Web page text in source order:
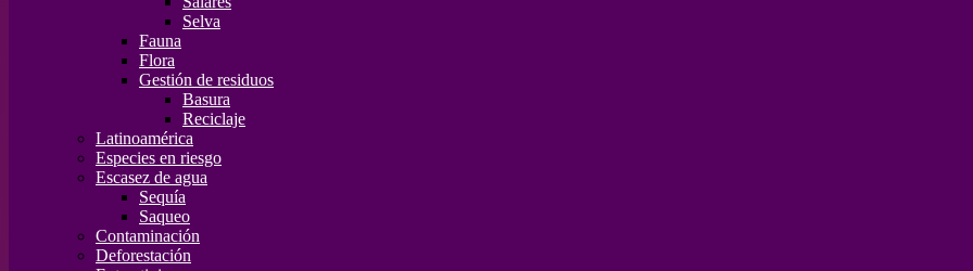
Selva
Fauna
Flora
Gestión de residuos
Basura
Reciclaje
Latinoamérica
Especies en riesgo
Escasez de agua
Sequía
Saqueo
Contaminación
Deforestación